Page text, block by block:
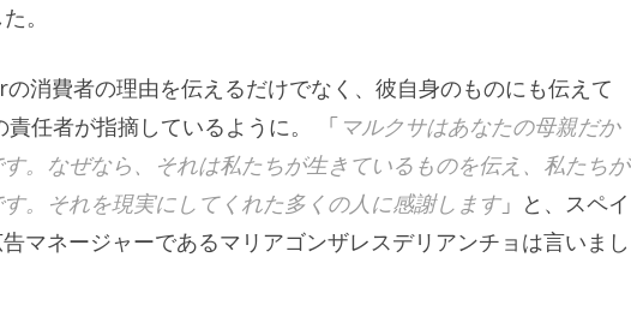
。
消費者の理由を伝えるだけでなく、彼自身のものにも伝えて
責任者が指摘しているように。 「 マルクサはあなたの母親だか
。なぜなら、それは私たちが生きているものを伝え、私たちが
。それを現実にしてくれた多くの人に感謝します」と、スペイ
マネージャーであるマリアゴンザレスデリアンチョは言いまし